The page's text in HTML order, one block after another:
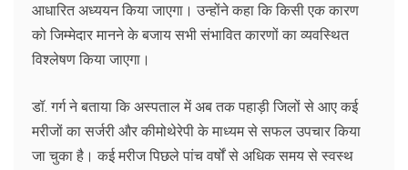
आधारित अध्ययन किया जाएगा। उन्होंने कहा कि किसी एक कारण
को जिम्मेदार मानने के बजाय सभी संभावित कारणों का व्यवस्थित
विश्लेषण किया जाएगा।
डॉ. गर्ग ने बताया कि अस्पताल में अब तक पहाड़ी जिलों से आए कई
मरीजों का सर्जरी और कीमोथेरेपी के माध्यम से सफल उपचार किया
जा चुका है। कई मरीज पिछले पांच वर्षों से अधिक समय से स्वस्थ